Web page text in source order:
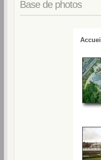
Base de photos
Accueil